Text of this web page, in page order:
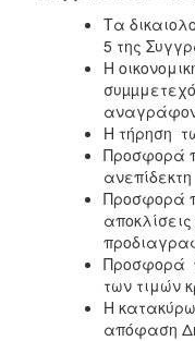
Τα
5 της
Η
Η τήρηση
Προσφορά
Προσφορά
Προσφορά
των τιμών
Η
απόφαση